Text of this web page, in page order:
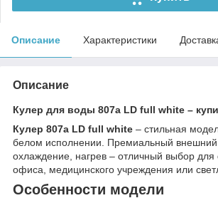
Описание Характеристики
Описание
Кулер для воды 807a LD full white –
Кулер 807a LD full white – стильная
белом исполнении. Премиальный внешний
охлаждение, нагрев – отличный выбор для
офиса, медицинского учреждения или
Особенности модели